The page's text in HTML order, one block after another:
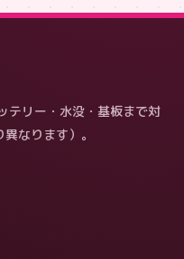
テリー・水没・基板まで対
なります）。